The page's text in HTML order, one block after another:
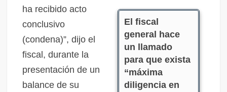
El fiscal
general hace
un llamado
para que exista
“máxima
diligencia en
ha recibido acto
conclusivo
(condena)”, dijo el
fiscal, durante la
presentación de un
balance de su